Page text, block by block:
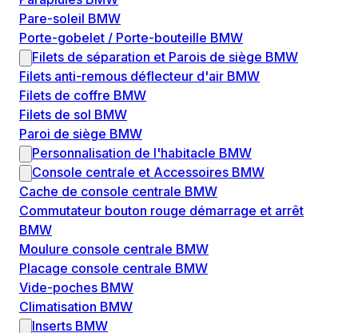
Pare-soleil BMW
Porte-gobelet / Porte-bouteille BMW
Filets de séparation et Parois de siège BMW
Filets anti-remous déflecteur d'air BMW
Filets de coffre BMW
Filets de sol BMW
Paroi de siège BMW
Personnalisation de l'habitacle BMW
Console centrale et Accessoires BMW
Cache de console centrale BMW
Commutateur bouton rouge démarrage et arrêt
BMW
Moulure console centrale BMW
Placage console centrale BMW
Vide-poches BMW
Climatisation BMW
Inserts BMW